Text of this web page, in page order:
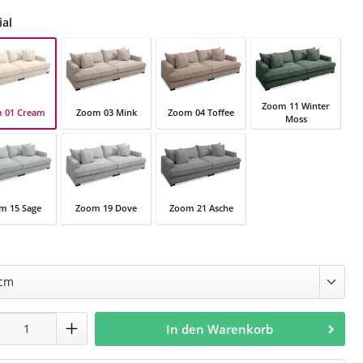
01 Cream
01 Cream
Zoom 03 Mink
Zoom 03 Mink
Zoom 04 Toffee
Zoom 04 Toffee
Zoom 11 Winter
Moss
Zoom 11 Winter
15 Sage
Sage
Zoom 19 Dove
Zoom 19 Dove
Zoom 21 Asche
Zoom 21 Asche
Anzahl: Gib den gewünschten
In den Warenkorb